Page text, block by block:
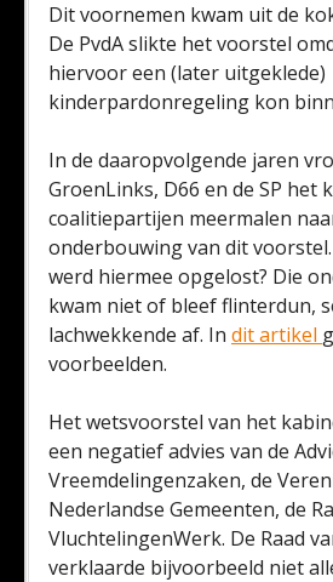
Dit voornemen kwam uit de
De PvdA slikte het voorstel
hiervoor een (later uitgeklede)
kinderpardonregeling kon
In de daaropvolgende jaren
GroenLinks, D66 en de SP het
coalitiepartijen meermalen
onderbouwing van dit
werd hiermee opgelost? Die
kwam niet of bleef flinterdun,
lachwekkende af. In dit artikel
voorbeelden.
Het wetsvoorstel van het
een negatief advies van de
Vreemdelingenzaken, de
Nederlandse Gemeenten, de
VluchtelingenWerk. De Raad
verklaarde bijvoorbeeld niet